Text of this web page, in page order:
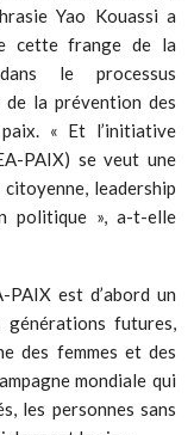
Yao Kouassi a
cette frange de la
le processus
la prévention des
« Et l’initiative
PAIX) se veut une
leadership
politique », a-t-elle
est d’abord un
futures,
des femmes et des
mondiale qui
les personnes sans